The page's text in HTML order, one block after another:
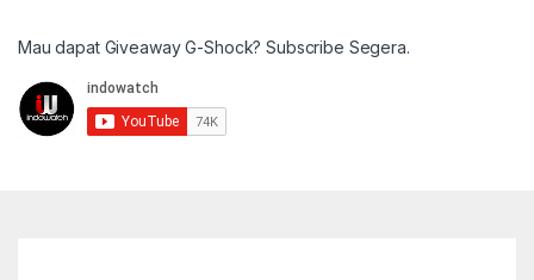
Mau dapat Giveaway G-Shock? Subscribe Segera.